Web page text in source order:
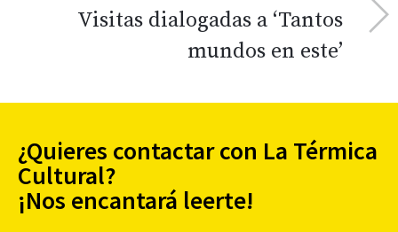
Visitas dialogadas a ‘Tantos
mundos en este’
¿Quieres contactar con La Térmica
Cultural?
¡Nos encantará leerte!